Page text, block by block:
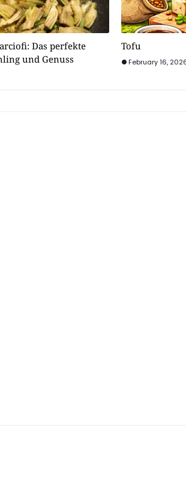
Das perfekte
und Genuss
Tofu
February 16,